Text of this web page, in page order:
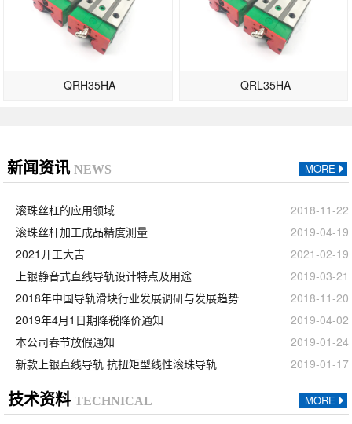
QRH35HA QRL35HA
新闻资讯 NEWS MORE
滚珠丝杠的应用领域
2018-11-22
滚珠丝杆加工成品精度测量
2019-04-19
2021开工大吉
2021-02-19
上银静音式直线导轨设计特点及用途
2019-03-21
2018年中国导轨滑块行业发展调研与发展趋势
2018-11-20
2019年4月1日期降税降价通知
2019-04-02
本公司春节放假通知
2019-01-24
新款上银直线导轨 抗扭矩型线性滚珠导轨
2019-01-17
技术资料 TECHNICAL MORE